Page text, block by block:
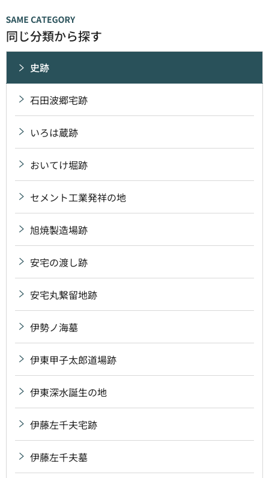
同じ分類から探す
史跡
石田波郷宅跡
いろは蔵跡
おいてけ堀跡
セメント工業発祥の地
旭焼製造場跡
安宅の渡し跡
安宅丸繋留地跡
伊勢ノ海墓
伊東甲子太郎道場跡
伊東深水誕生の地
伊藤左千夫宅跡
伊藤左千夫墓